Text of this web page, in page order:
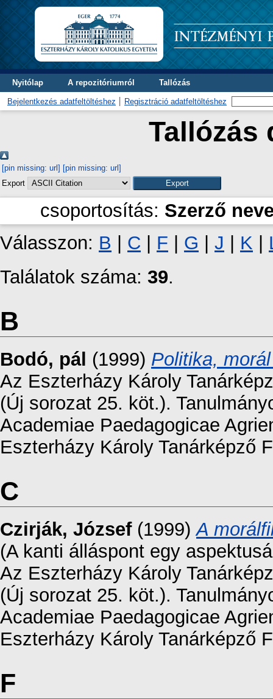
Nyitólap A repozitóriumról Tallózás
Bejelentkezés adatfeltöltéshez Regisztráció adatfeltöltéshez
Tallózás
[pin missing: url] [pin missing: url]
Export
csoportosítás: Szerző
Válasszon: B C F G J K
Találatok száma: 39.
B
Bodó, pál (1999) Politika,
Az Eszterházy Károly
(Új sorozat 25. köt.).
Academiae Paedagogicae
Eszterházy Károly Tanárképző
C
Czirják, József(1999)A
(A kanti álláspont egy
Az Eszterházy Károly
(Új sorozat 25. köt.).
Academiae Paedagogicae
Eszterházy Károly Tanárképző
F